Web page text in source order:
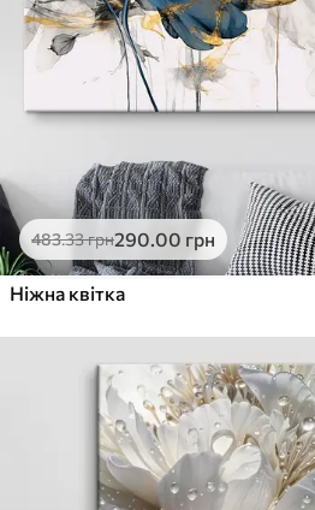
483.33грн290.00 грн
Ніжна квітка